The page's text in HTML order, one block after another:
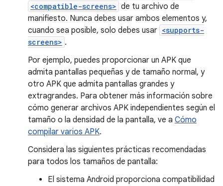
<compatible-screens> de tu archivo de
manifiesto. Nunca debes usar ambos elementos y,
cuando sea posible, solo debes usar <supports-
screens> .
Por ejemplo, puedes proporcionar un APK que
admita pantallas pequeñas y de tamaño normal, y
otro APK que admita pantallas grandes y
extragrandes. Para obtener más información sobre
cómo generar archivos APK independientes según el
tamaño o la densidad de la pantalla, ve a Cómo
compilar varios APK.
Considera las siguientes prácticas recomendadas
para todos los tamaños de pantalla:
El sistema Android proporciona compatibilidad